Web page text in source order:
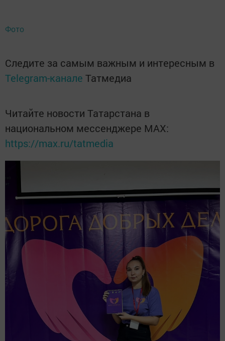
Фото
Следите за самым важным и интересным в
Telegram-канале Татмедиа
Читайте новости Татарстана в
национальном мессенджере MАХ:
https://max.ru/tatmedia